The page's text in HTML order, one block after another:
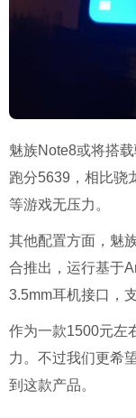
魅族Note8或将搭
跑分5639，相比骁
等游戏无压力。
其他配置方面，魅
合推出，运行基于
3.5mm耳机接口，
作为一款1500元左
力。不过我们更希
到这款产品。